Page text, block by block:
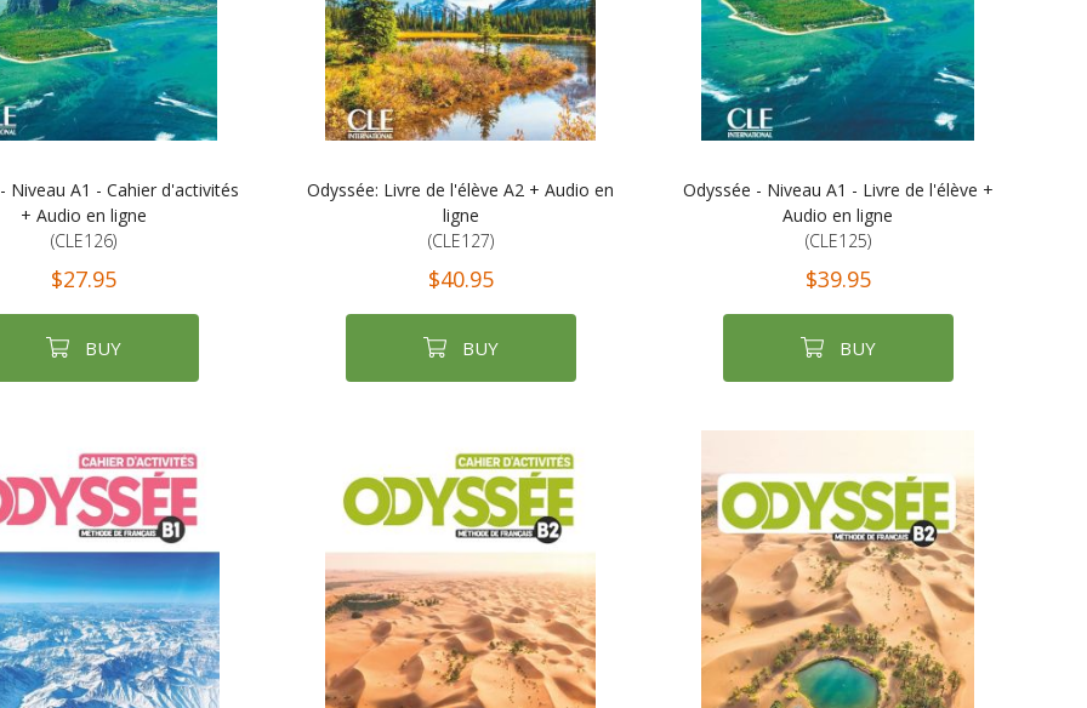
Niveau A1 - Cahier d'activités
+ Audio en ligne
(CLE126)
$27.95
BUY
Odyssée: Livre de l'élève A2 + Audio en
ligne
(CLE127)
$40.95
BUY
Odyssée - Niveau A1 - Livre de l'élève +
Audio en ligne
(CLE125)
$39.95
BUY